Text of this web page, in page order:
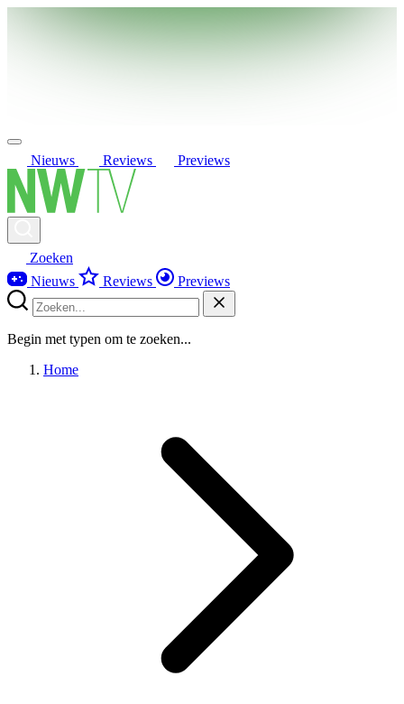
Nieuws Reviews Previews
Zoeken
Nieuws
Reviews Previews
Begin met typen om te zoeken...
Home